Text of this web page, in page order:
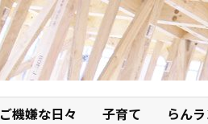
ご機嫌な日々 子育て らん